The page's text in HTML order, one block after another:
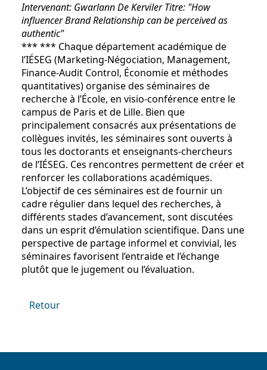
Intervenant: Gwarlann De Kerviler Titre: "How
influencer Brand Relationship can be perceived as
authentic"
*** *** Chaque département académique de
l’IÉSEG (Marketing-Négociation, Management,
Finance-Audit Control, Économie et méthodes
quantitatives) organise des séminaires de
recherche à l’École, en visio-conférence entre le
campus de Paris et de Lille. Bien que
principalement consacrés aux présentations de
collègues invités, les séminaires sont ouverts à
tous les doctorants et enseignants-chercheurs
de l’IÉSEG. Ces rencontres permettent de créer et
renforcer les collaborations académiques.
L’objectif de ces séminaires est de fournir un
cadre régulier dans lequel des recherches, à
différents stades d’avancement, sont discutées
dans un esprit d’émulation scientifique. Dans une
perspective de partage informel et convivial, les
séminaires favorisent l’entraide et l’échange
plutôt que le jugement ou l’évaluation.
Retour